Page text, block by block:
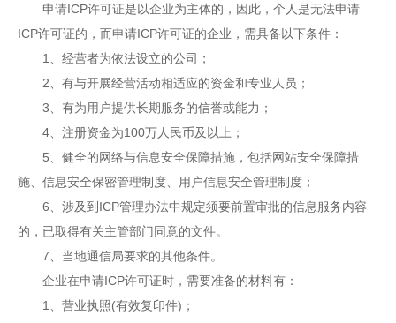
申请ICP许可证是以企业为主体的，因此，个人是无法申请
ICP许可证的，而申请ICP许可证的企业，需具备以下条件：
1、经营者为依法设立的公司；
2、有与开展经营活动相适应的资金和专业人员；
3、有为用户提供长期服务的信誉或能力；
4、注册资金为100万人民币及以上；
5、健全的网络与信息安全保障措施，包括网站安全保障措
施、信息安全保密管理制度、用户信息安全管理制度；
6、涉及到ICP管理办法中规定须要前置审批的信息服务内容
的，已取得有关主管部门同意的文件。
7、当地通信局要求的其他条件。
企业在申请ICP许可证时，需要准备的材料有：
1、营业执照(有效复印件)；